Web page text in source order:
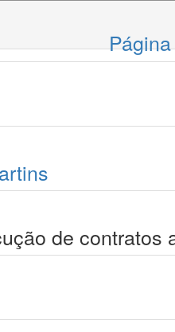
de contratos